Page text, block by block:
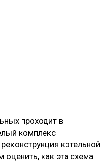
проходит в
комплекс
котельной
оценить, как эта схема